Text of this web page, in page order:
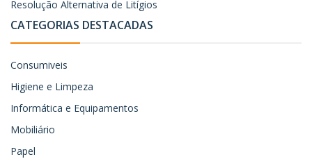
Resolução Alternativa de Litígios
CATEGORIAS DESTACADAS
Consumiveis
Higiene e Limpeza
Informática e Equipamentos
Mobiliário
Papel